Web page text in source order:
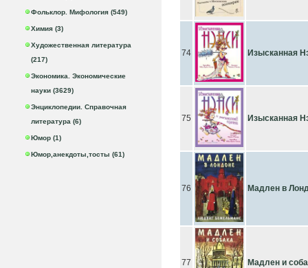
Фольклор. Мифология (549)
Химия (3)
Художественная литература
(217)
Экономика. Экономические
науки (3629)
Энциклопедии. Справочная
литература (6)
Юмор (1)
Юмор,анекдоты,тосты (61)
74 Изысканная
75 Изысканная
76 Мадлен в
77 Мадлен и